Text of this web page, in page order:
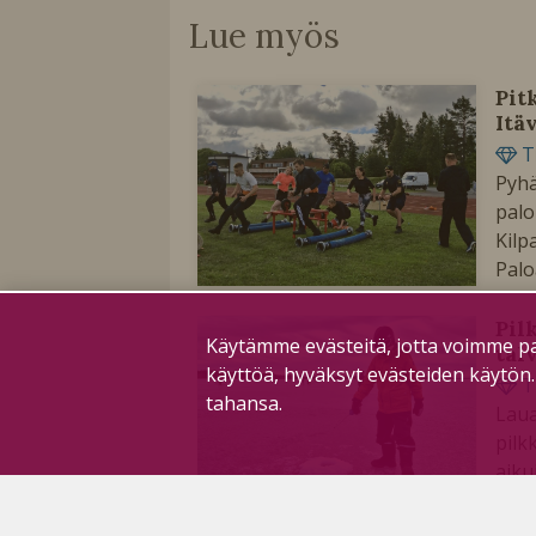
Lue myös
Käytämme evästeitä, jotta voimme
käyttöä, hyväksyt evästeiden
tahansa.